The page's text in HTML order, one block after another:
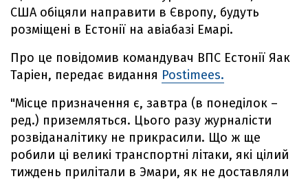
США обіцяли направити в Європу, будуть
розміщені в Естонії на авіабазі Емарі.
Про це повідомив командувач ВПС Естонії Яак
Таріен, передає видання Postimees.
"Місце призначення є, завтра (в понеділок –
ред.) приземляться. Цього разу журналісти
розвіданалітику не прикрасили. Що ж ще
робили ці великі транспортні літаки, які цілий
тиждень прилітали в Эмари, як не доставляли